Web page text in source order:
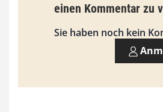
einen Kommentar zu
Sie haben noch kein